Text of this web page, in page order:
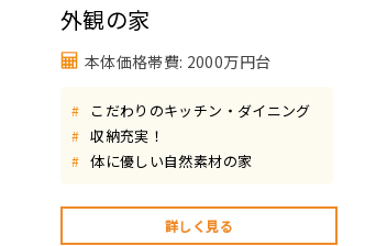
外観の家
本体価格帯費: 2000万円台
# こだわりのキッチン・ダイニング
# 収納充実！
# 体に優しい自然素材の家
詳しく見る